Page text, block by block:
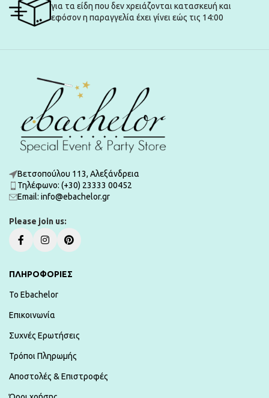
για τα είδη που δεν χρειάζονται κατασκευή και
εφόσον η παραγγελία έχει γίνει εώς τις 14:00
Βετσοπούλου 113, Αλεξάνδρεια
Τηλέφωνο: (+30) 23333 00452
Εmail: info@ebachelor.gr
Please join us:
ΠΛΗΡΟΦΟΡΙΕΣ
To Ebachelor
Επικοινωνία
Συχνές Ερωτήσεις
Τρόποι Πληρωμής
Αποστολές & Επιστροφές